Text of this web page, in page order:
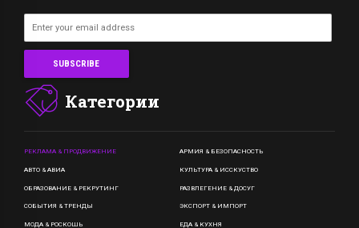
Категории
РЕКЛАМА & ПРОДВИЖЕНИЕ АРМИЯ & БЕЗОПАСНОСТЬ
АВТО & АВИА КУЛЬТУРА & ИССКУСТВО
ОБРАЗОВАНИЕ & РЕКРУТИНГ РАЗВЛЕГЕНИЕ & ДОСУГ
СОБЫТИЯ & ТРЕНДЫ ЭКСПОРТ & ИМПОРТ
МОДА & РОСКОШЬ ЕДА & КУХНЯ